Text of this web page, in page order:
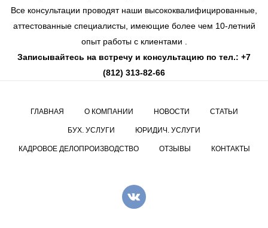
Все консультации проводят наши высококвалифицированные,
аттестованные специалисты, имеющие более чем 10-летний
опыт работы с клиентами .
Записывайтесь на встречу и консультацию по тел.: +7
(812) 313-82-66
ГЛАВНАЯ О КОМПАНИИ НОВОСТИ СТАТЬИ
БУХ. УСЛУГИ ЮРИДИЧ. УСЛУГИ
КАДРОВОЕ ДЕЛОПРОИЗВОДСТВО ОТЗЫВЫ КОНТАКТЫ